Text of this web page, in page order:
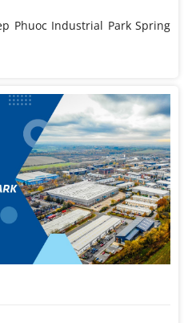
Phuoc Industrial Park Spring